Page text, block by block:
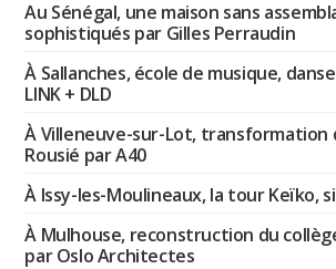
Au Sénégal, une maison sans
sophistiqués par Gilles Perraudin
À Sallanches, école de musique,
LINK + DLD
À Villeneuve-sur-Lot, transformation
Rousié par A40
À Issy-les-Moulineaux, la tour Keïko,
À Mulhouse, reconstruction du
par Oslo Architectes